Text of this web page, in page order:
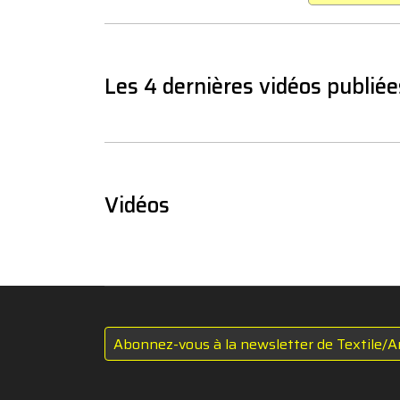
Les 4 dernières vidéos
Vidéos
Abonnez-vous à la newsletter de Textile/